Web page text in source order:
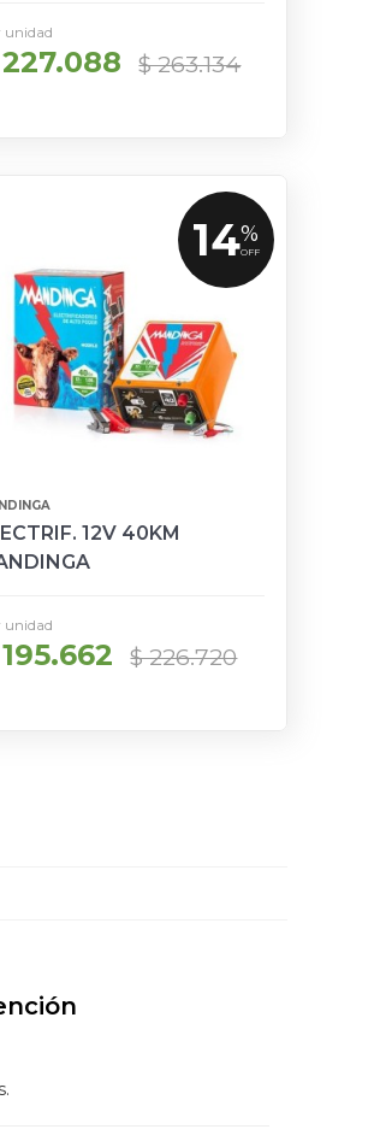
unidad
$ 263.134
14%
OFF
12V 40KM
unidad
$ 226.720